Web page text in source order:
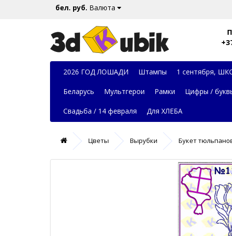
бел. руб. Валюта
2026 ГОД ЛОШАДИ Штампы 1 сентября,
Беларусь Мультгерои Рамки Цифры /
Свадьба / 14 февраля Для ХЛЕБА
Цветы Вырубки Букет